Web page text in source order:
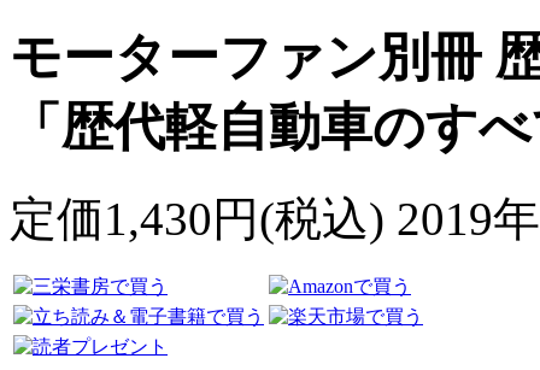
モーターファン別冊
「歴代軽自動車のす
定価1,430円(税込) 2019